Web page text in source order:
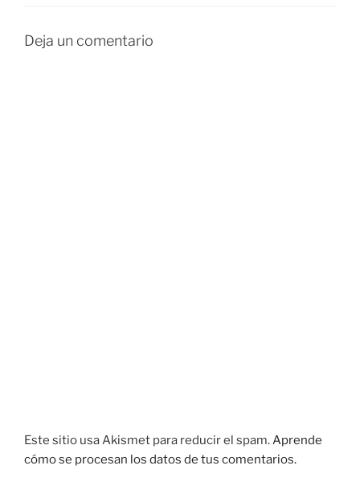
Deja un comentario
Este sitio usa Akismet para reducir el spam.Aprende
cómo se procesan los datos de tus comentarios.